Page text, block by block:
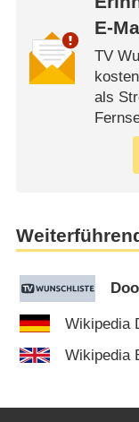
E-
TV
als
Wikipedia
Wikipedia